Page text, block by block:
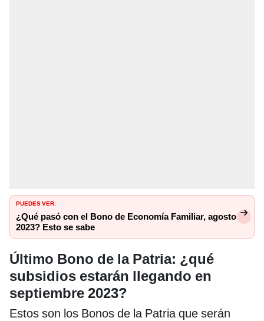
PUEDES VER:
¿Qué pasó con el Bono de Economía Familiar, agosto
2023? Esto se sabe
Último Bono de la Patria: ¿qué
subsidios estarán llegando en
septiembre 2023?
Estos son los Bonos de la Patria que serán